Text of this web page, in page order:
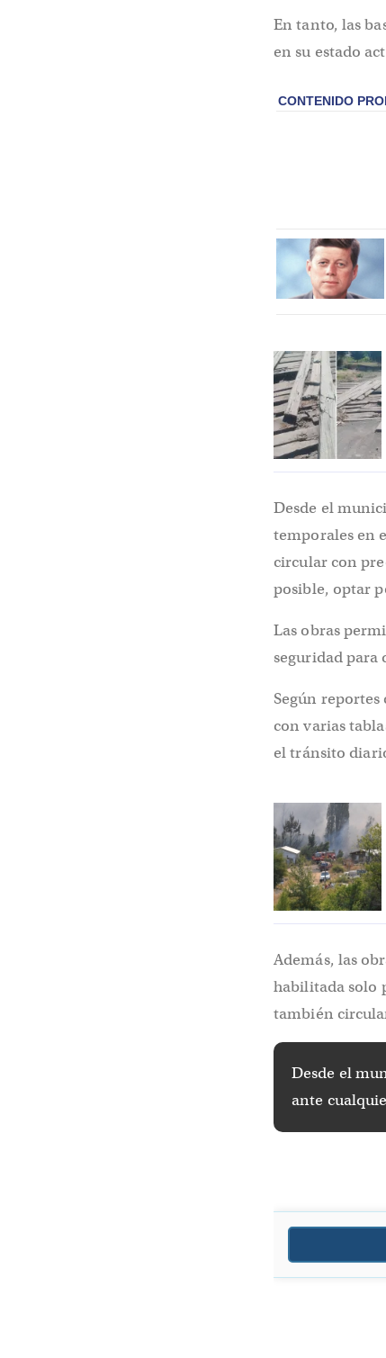
En tanto, las
en su estado
Desde el
temporales en
circular con
posible, optar
Las obras
seguridad
Según
con varias
el tránsito
Además, las
habilitada solo
también
Desde el
ante